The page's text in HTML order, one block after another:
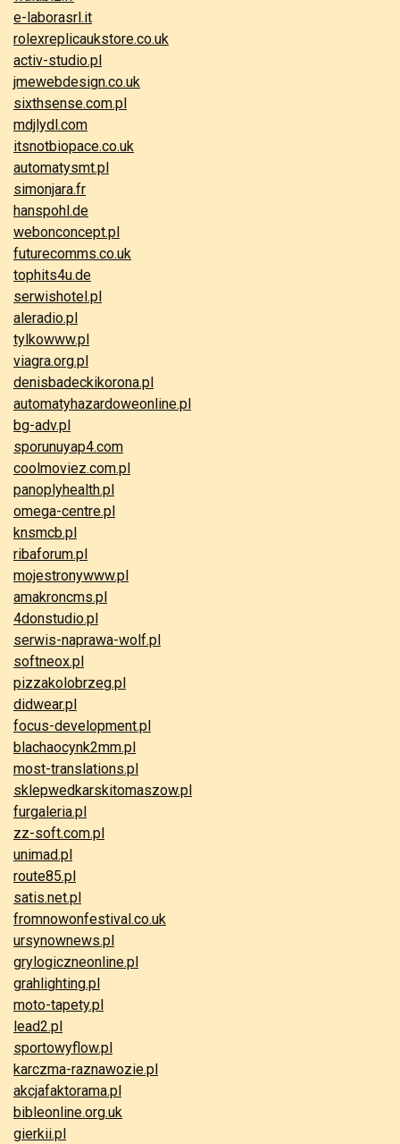
e-laborasrl.it
rolexreplicaukstore.co.uk
activ-studio.pl
jmewebdesign.co.uk
sixthsense.com.pl
mdjlydl.com
itsnotbiopace.co.uk
automatysmt.pl
simonjara.fr
hanspohl.de
webonconcept.pl
futurecomms.co.uk
tophits4u.de
serwishotel.pl
aleradio.pl
tylkowww.pl
viagra.org.pl
denisbadeckikorona.pl
automatyhazardoweonline.pl
bg-adv.pl
sporunuyap4.com
coolmoviez.com.pl
panoplyhealth.pl
omega-centre.pl
knsmcb.pl
ribaforum.pl
mojestronywww.pl
amakroncms.pl
4donstudio.pl
serwis-naprawa-wolf.pl
softneox.pl
pizzakolobrzeg.pl
didwear.pl
focus-development.pl
blachaocynk2mm.pl
most-translations.pl
sklepwedkarskitomaszow.pl
furgaleria.pl
zz-soft.com.pl
unimad.pl
route85.pl
satis.net.pl
fromnowonfestival.co.uk
ursynownews.pl
grylogiczneonline.pl
grahlighting.pl
moto-tapety.pl
lead2.pl
sportowyflow.pl
karczma-raznawozie.pl
akcjafaktorama.pl
bibleonline.org.uk
gierkii.pl